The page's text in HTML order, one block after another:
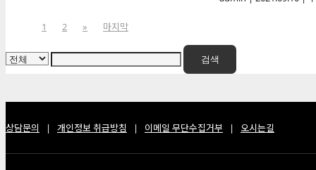
1 2 » 마지막
검색
상담문의 | 개인정보 취급방침 | 이메일 무단수집거부 | 오시는길